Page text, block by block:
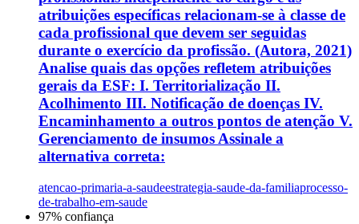
atribuições específicas relacionam-se à classe de
cada profissional que devem ser seguidas
durante o exercício da profissão. (Autora, 2021)
Analise quais das opções refletem atribuições
gerais da ESF: I. Territorialização II.
Acolhimento III. Notificação de doenças IV.
Encaminhamento a outros pontos de atenção V.
Gerenciamento de insumos Assinale a
alternativa correta:
atencao-primaria-a-saudeestrategia-saude-da-familiaprocesso-
de-trabalho-em-saude
97% confiança